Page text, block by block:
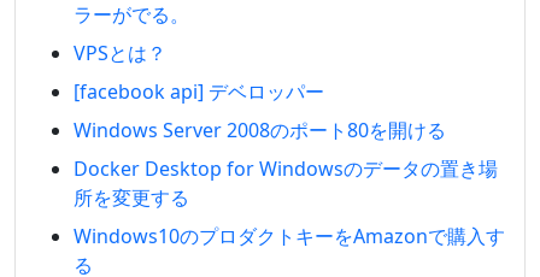
ラーがでる。
VPSとは？
[facebook api] デベロッパー
Windows Server 2008のポート80を開ける
Docker Desktop for Windowsのデータの置き場
所を変更する
Windows10のプロダクトキーをAmazonで購入す
る